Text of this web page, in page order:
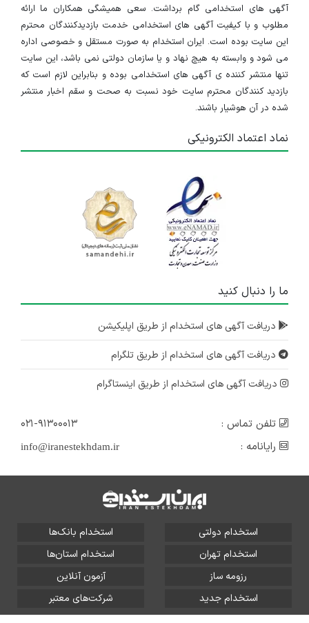
آگهی های استخدامی گام برداشت. سعی همیشگی همکاران ما ارائه
مطلوب و با کیفیت آگهی های استخدامی خدمت بازدیدکنندگان محترم
این سایت بوده است. ایران استخدام به صورت مستقل و خصوصی اداره
می شود و وابسته به هیچ نهاد و یا سازمان دولتی نمی باشد، این سایت
تنها منتشر کننده ی آگهی های استخدامی بوده و بنابراین لازم است که
بازدید کنندگان محترم سایت خود نسبت به صحت و سقم اخبار منتشر
شده در آن هوشیار باشند.
نماد اعتماد الکترونیکی
ما را دنبال کنید
دریافت آگهی های استخدام از طریق اپلیکیشن
دریافت آگهی های استخدام از طریق تلگرام
دریافت آگهی های استخدام از طریق اینستاگرام
تلفن تماس :
۰۲۱-۹۱۳۰۰۰۱۳
رایانامه :
info@iranestekhdam.ir
استخدام دولتی
استخدام بانک‌ها
استخدام تهران
استخدام استان‌ها
رزومه ساز
آزمون آنلاین
استخدام جدید
شرکت‌های معتبر